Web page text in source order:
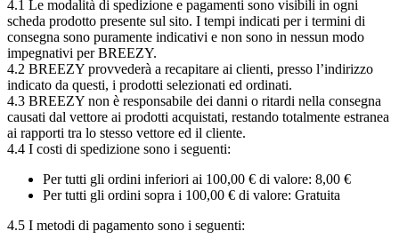
4.1 Le modalità di spedizione e pagamenti sono visibili in ogni
scheda prodotto presente sul sito. I tempi indicati per i termini di
consegna sono puramente indicativi e non sono in nessun modo
impegnativi per BREEZY.
4.2 BREEZY provvederà a recapitare ai clienti, presso l’indirizzo
indicato da questi, i prodotti selezionati ed ordinati.
4.3 BREEZY non è responsabile dei danni o ritardi nella consegna
causati dal vettore ai prodotti acquistati, restando totalmente estranea
ai rapporti tra lo stesso vettore ed il cliente.
4.4 I costi di spedizione sono i seguenti:
Per tutti gli ordini inferiori ai 100,00 € di valore: 8,00 €
Per tutti gli ordini sopra i 100,00 € di valore: Gratuita
4.5 I metodi di pagamento sono i seguenti: